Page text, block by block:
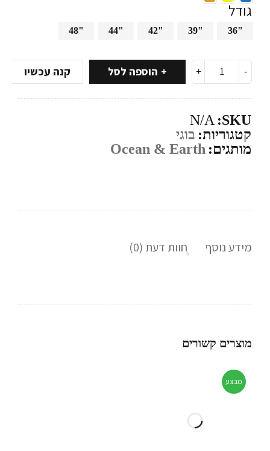
גודל
36"
39"
42"
44"
48"
הוספה לסל קנה עכשיו
SKU:
N/A
קטגוריות: בוגי
מותגים: Ocean & Earth
מידע נוסף חוות דעת (0)
מוצרים קשורים
מבצע